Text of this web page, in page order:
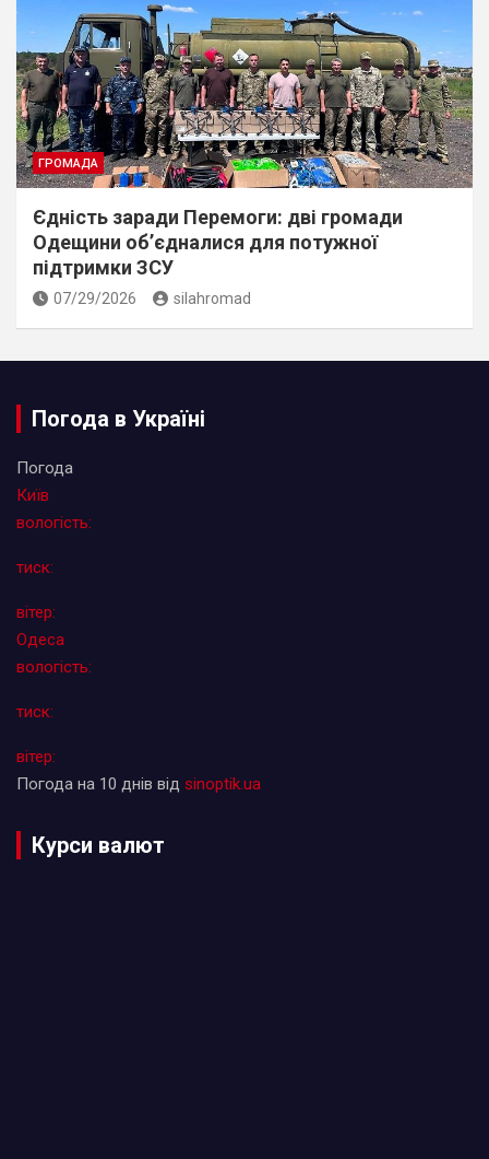
ГРОМАДА
Єдність заради Перемоги: дві громади
Одещини об’єдналися для потужної
підтримки ЗСУ
07/29/2026 silahromad
Погода в Україні
Погода
Київ
вологість:
тиск:
вітер:
Одеса
вологість:
тиск:
вітер:
Погода на 10 днів від sinoptik.ua
Курси валют